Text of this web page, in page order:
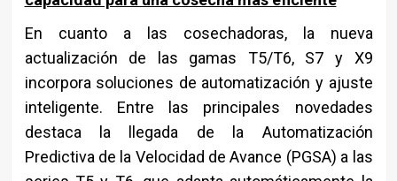
En cuanto a las cosechadoras, la nueva
actualización de las gamas T5/T6, S7 y X9
incorpora soluciones de automatización y ajuste
inteligente. Entre las principales novedades
destaca la llegada de la Automatización
Predictiva de la Velocidad de Avance (PGSA) a las